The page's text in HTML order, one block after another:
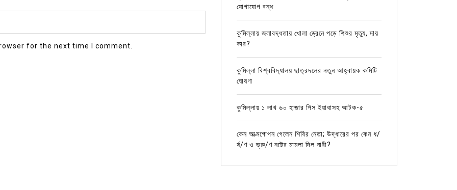
for the next time I comment.
যোগাযোগ বন্ধ
কুমিল্লায় জলাবদ্ধতায় খোলা ড্রেনে পড়ে শিশুর মৃত্যু, দায়
কার?
কুমিল্লা বিশ্ববিদ্যালয় ছাত্রদলের নতুন আহ্বায়ক কমিটি
ঘোষণা
কুমিল্লায় ১ লাখ ৬০ হাজার পিস ইয়াবাসহ আটক-৫
কেন আত্মগোপন গেলেন শিবির নেতা; উদ্ধারের পর কেন ধ/
র্ষ/ণ ও ভ্রু/ণ নষ্টের মামলা দিল নারী?